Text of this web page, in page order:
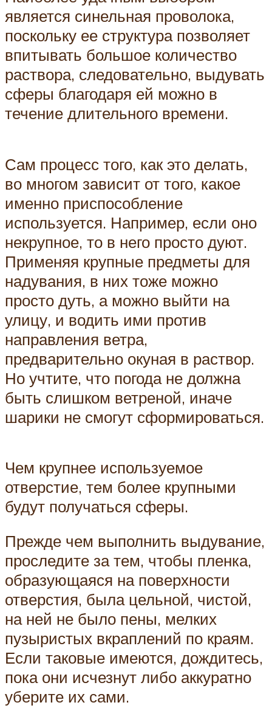
является синельная проволока,
поскольку ее структура позволяет
впитывать большое количество
раствора, следовательно, выдувать
сферы благодаря ей можно в
течение длительного времени.
Сам процесс того, как это делать,
во многом зависит от того, какое
именно приспособление
используется. Например, если оно
некрупное, то в него просто дуют.
Применяя крупные предметы для
надувания, в них тоже можно
просто дуть, а можно выйти на
улицу, и водить ими против
направления ветра,
предварительно окуная в раствор.
Но учтите, что погода не должна
быть слишком ветреной, иначе
шарики не смогут сформироваться.
Чем крупнее используемое
отверстие, тем более крупными
будут получаться сферы.
Прежде чем выполнить выдувание,
проследите за тем, чтобы пленка,
образующаяся на поверхности
отверстия, была цельной, чистой,
на ней не было пены, мелких
пузыристых вкраплений по краям.
Если таковые имеются, дождитесь,
пока они исчезнут либо аккуратно
уберите их сами.